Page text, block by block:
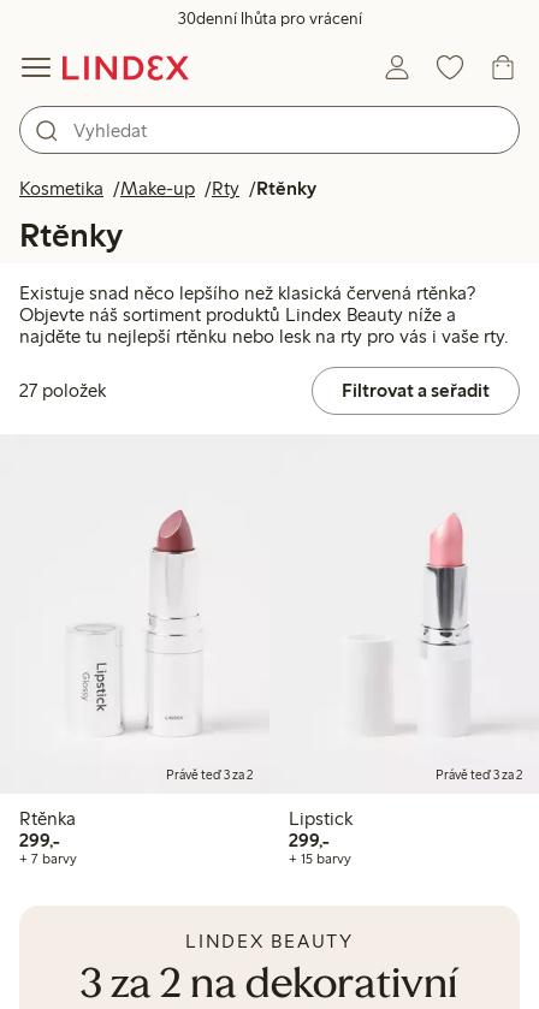
30denní lhůta pro vrácení
Kosmetika Make-up Rty Rtěnky
Rtěnky
Existuje snad něco lepšího než klasická červená rtěnka?
Objevte náš sortiment produktů Lindex Beauty níže a
najděte tu nejlepší rtěnku nebo lesk na rty pro vás i vaše rty.
27 položek Filtrovat a seřadit
Právě teď 3 za 2
Rtěnka
299,-299,00 Kč
+ 7 barvy
Právě teď 3 za 2
Lipstick
299,-299,00 Kč
+ 15 barvy
3 za 2 na dekorativní
LINDEX BEAUTY